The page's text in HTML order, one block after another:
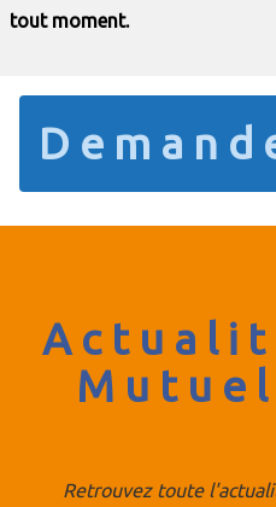
tout moment.
Retrouvez toute